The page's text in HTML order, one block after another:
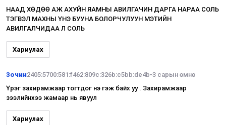
НААД ХӨДӨӨ АЖ АХУЙН ЯАМНЫ АВИЛГАЧИН ДАРГА НАРАА СОЛЬ
ТЭГВЭЛ МАХНЫ ҮНЭ БУУНА БОЛОРЧУЛУУН МЭТИЙН
АВИЛГАЛЧИДАА Л СОЛЬ
Хариулах
Зочин2405:5700:581:f462:809c:326b:c5bb:de4b•3 сарын өмнө
Үүрэг захирамжаар тогтдог үнэ гэж байх уу . Захирамжаар
зээлийнхээ жамаар нь явуул
Хариулах